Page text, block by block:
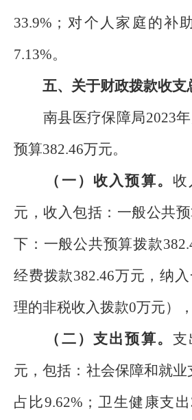
33.9%；对个人家庭的补
7.13%。
五、关于财政拨款收支
南县医疗保障局2023年
预算382.46万元。
（一）收入预算。 收
元，收入包括：一般公共
下：一般公共预算拨款
经费拨款382.46万元，纳
理的非税收入拨款0万元）
（二）支出预算。支
元，包括：社会保障和就业
占比9.62%；卫生健康支